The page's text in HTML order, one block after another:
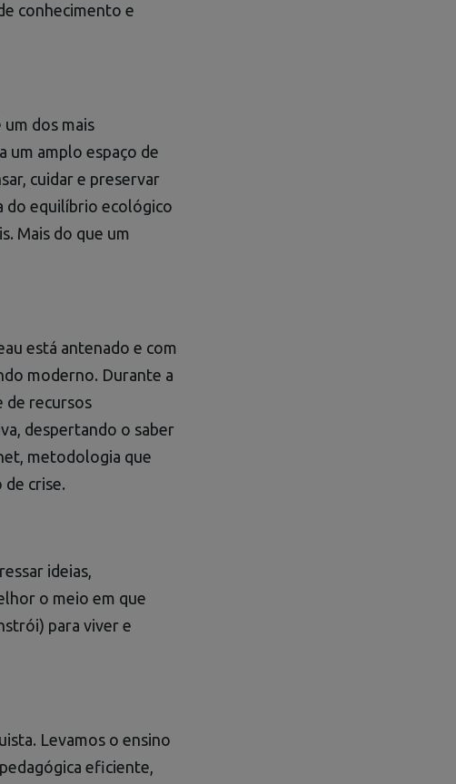
conhecimento e
dos mais
um amplo espaço de
cuidar e preservar
do equilíbrio ecológico
Mais do que um
está antenado e com
moderno. Durante a
de recursos
despertando o saber
metodologia que
crise.
ideias,
o meio em que
para viver e
Levamos o ensino
eficiente,